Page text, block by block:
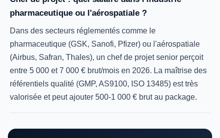
pharmaceutique ou l'aérospatiale ?
Dans des secteurs réglementés comme le
pharmaceutique (GSK, Sanofi, Pfizer) ou l'aérospatiale
(Airbus, Safran, Thales), un chef de projet senior perçoit
entre 5 000 et 7 000 € brut/mois en 2026. La maîtrise des
référentiels qualité (GMP, AS9100, ISO 13485) est très
valorisée et peut ajouter 500-1 000 € brut au package.